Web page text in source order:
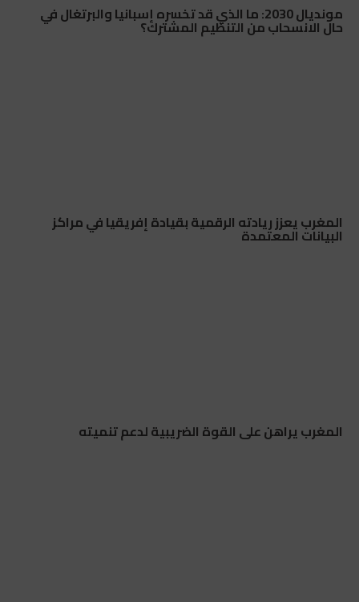
مونديال 2030: ما الذي قد تخسره إسبانيا والبرتغال في
حال الانسحاب من التنظيم المشترك؟
المغرب يعزز ريادته الرقمية بقيادة إفريقيا في مراكز
البيانات المعتمدة
المغرب يراهن على القوة الضريبية لدعم تنميته